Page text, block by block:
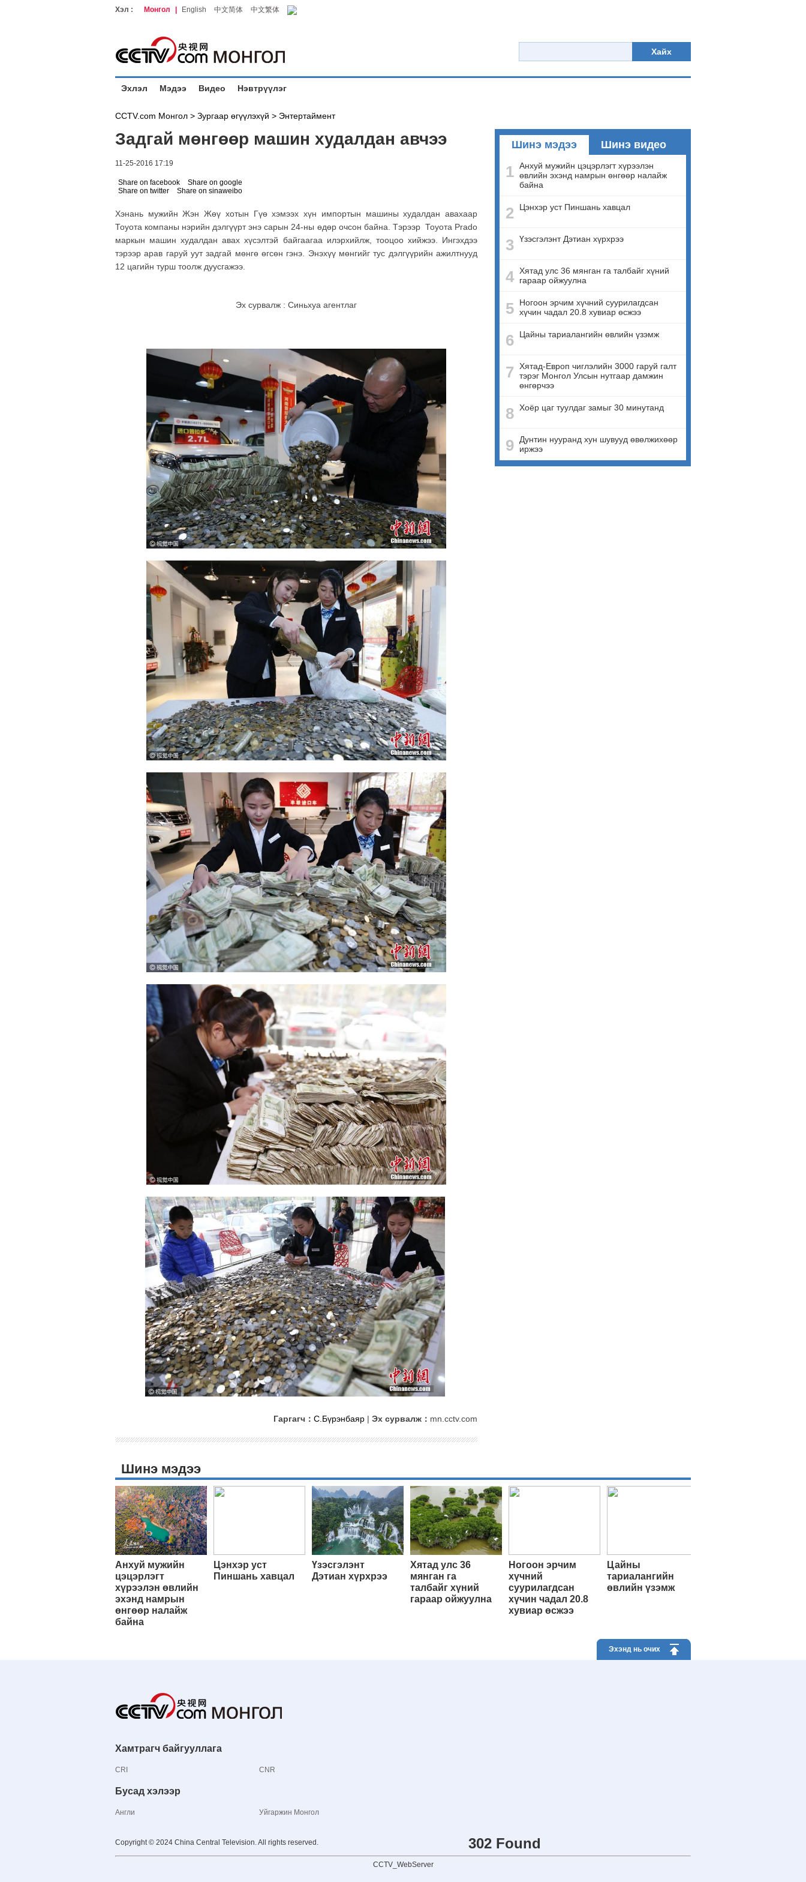
Хэл : Монгол English 中文简体 中文繁体
Хайх
Эхлэл Мэдээ Видео Нэвтрүүлэг
CCTV.com Монгол > Зургаар өгүүлэхүй > Энтертаймент
Задгай мөнгөөр машин худалдан авчээ
11-25-2016 17:19
Share on facebook
Share on google
Share on twitter
Share on sinaweibo
Хэнань мужийн Жэн Жөү хотын Гүө хэмээх хүн импортын машины худалдан авахаар
Тоуота компаны нэрийн дэлгүүрт энэ сарын 24-ны өдөр очсон байна. Тэрээр Тоуота Prado
маркын машин худалдан авах хүсэлтэй байгаагаа илэрхийлж, тооцоо хийжээ. Ингэхдээ
тэрээр арав гаруй уут задгай мөнгө өгсөн гэнэ. Энэхүү мөнгийг тус дэлгүүрийн ажилтнууд
12 цагийн турш тоолж дуусгажээ.
Эх сурвалж : Синьхуа агентлаг
Гаргагч： С.Бүрэнбаяр | Эх сурвалж： mn.cctv.com
Шинэ мэдээ Шинэ видео
1 Анхуй мужийн цэцэрлэгт хүрээлэн
өвлийн эхэнд намрын өнгөөр налайж
байна
2 Цэнхэр уст Пиншань хавцал
3 Үзэсгэлэнт Дэтиан хүрхрээ
4 Хятад улс 36 мянган га талбайг хүний
гараар ойжуулна
5
Ногоон эрчим хүчний суурилагдсан
хүчин чадал 20.8 хувиар өсжээ
6 Цайны тариалангийн өвлийн үзэмж
7
Хятад-Европ чиглэлийн 3000 гаруй галт
тэрэг Монгол Улсын нутгаар дамжин
өнгөрчээ
8 Хоёр цаг туулдаг замыг 30 минутанд
9
Дунтин нууранд хун шувууд өвөлжихөөр
иржээ
Шинэ мэдээ
Анхуй мужийн
цэцэрлэгт
хүрээлэн өвлийн
эхэнд намрын
өнгөөр налайж
байна
Цэнхэр уст
Пиншань хавцал
Үзэсгэлэнт
Дэтиан хүрхрээ
Хятад улс 36
мянган га
талбайг хүний
гараар ойжуулна
Ногоон эрчим
хүчний
суурилагдсан
хүчин чадал 20.8
хувиар өсжээ
Цайны
тариалангийн
өвлийн үзэмж
Эхэнд нь очих
Хамтрагч байгууллага
CRI CNR
Бусад хэлээр
Англи Уйгаржин Монгол
Copyright © 2024 China Central Television. All rights reserved. 302 Found
CCTV_WebServer